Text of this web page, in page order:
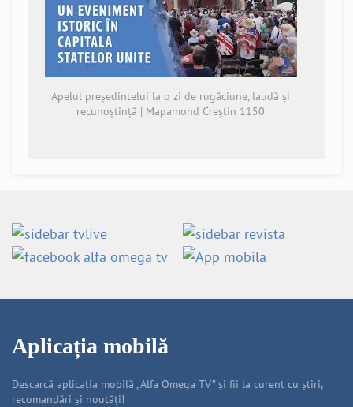
Apelul președintelui la o zi de rugăciune, laudă și
recunoștință | Mapamond Creștin 1150
Aplicația mobilă
Descarcă aplicația mobilă „Alfa Omega TV” și fii la curent cu știri,
recomandări și noutăți!